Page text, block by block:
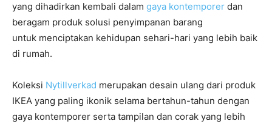
yang dihadirkan kembali dalam gaya kontemporer dan
beragam produk solusi penyimpanan barang
untuk menciptakan kehidupan sehari-hari yang lebih baik
di rumah.
Koleksi Nytillverkad merupakan desain ulang dari produk
IKEA yang paling ikonik selama bertahun-tahun dengan
gaya kontemporer serta tampilan dan corak yang lebih